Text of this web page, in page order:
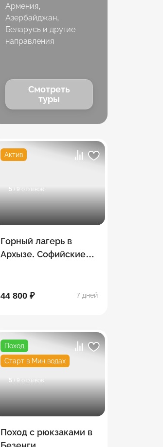
Армения,
Азербайджан,
Беларусь и другие
направления
Смотреть
туры
Актив
5 / 9 отзывов
Горный лагерь в
Архызе. Софийские
44 800 ₽ 7 дней
Поход
Старт в Мин.водах
5 / 9 отзывов
Поход с рюкзаками в